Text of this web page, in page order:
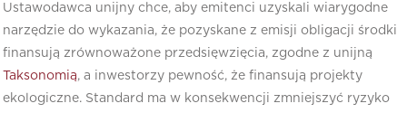
Ustawodawca unijny chce, aby emitenci uzyskali wiarygodne
narzędzie do wykazania, że pozyskane z emisji obligacji środki
finansują zrównoważone przedsięwzięcia, zgodne z unijną
Taksonomią, a inwestorzy pewność, że finansują projekty
ekologiczne. Standard ma w konsekwencji zmniejszyć ryzyko